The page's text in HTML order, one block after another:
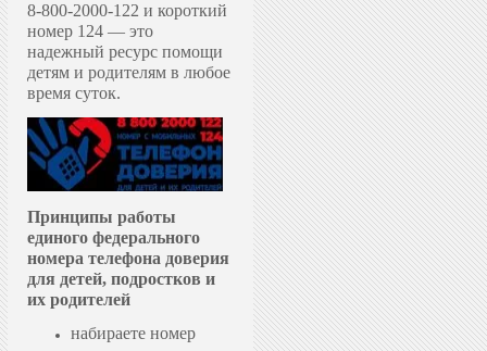
8-800-2000-122 и короткий
номер 124 — это
надежный ресурс помощи
детям и родителям в любое
время суток.
Принципы работы
единого федерального
номера телефона доверия
для детей, подростков и
их родителей
набираете номер